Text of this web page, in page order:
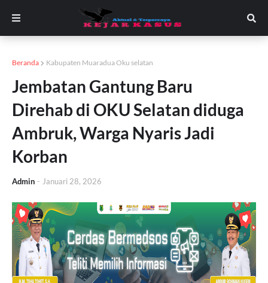
Beranda Kabupaten Muaradua Oku selatan
Jembatan Gantung Baru
Direhab di OKU Selatan diduga
Ambruk, Warga Nyaris Jadi
Korban
Admin - Januari 28, 2026